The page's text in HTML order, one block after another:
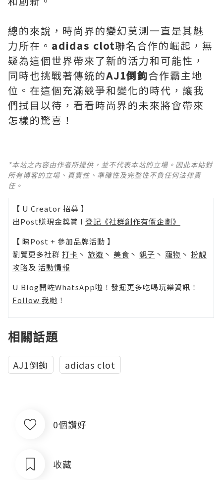
總的來說，時尚界的變幻莫測一直是其魅
力所在。 adidas clot聯名合作的崛起，無
疑為這個世界帶來了新的活力和可能性，
同時也挑戰著傳統的AJ1倒鉤合作霸主地
位。在這個充滿競爭和變化的時代，讓我
們拭目以待，看看時尚界的未來將會帶來
怎樣的驚喜！
*本站之內容由作者所提供，並不代表本站的立場。因此本站對
所有博客的立場、真實性、準確性及完整性不負任何法律責
任。
【 U Creator 招募 】
出Post賺現金獎賞 l 登記《社群創作有價企劃》
【 睇Post + 參加品牌活動 】
瀏覽更多社群 打卡 丶 旅遊 丶 美食 丶 親子 丶 寵物 丶 扮靚
攻略及 活動情報
U Blog開咗WhatsApp啦！發掘更多吃喝玩樂資訊！
Follow 我哋 ！
相關話題
AJ1倒鉤 adidas clot
0個讚好
收藏